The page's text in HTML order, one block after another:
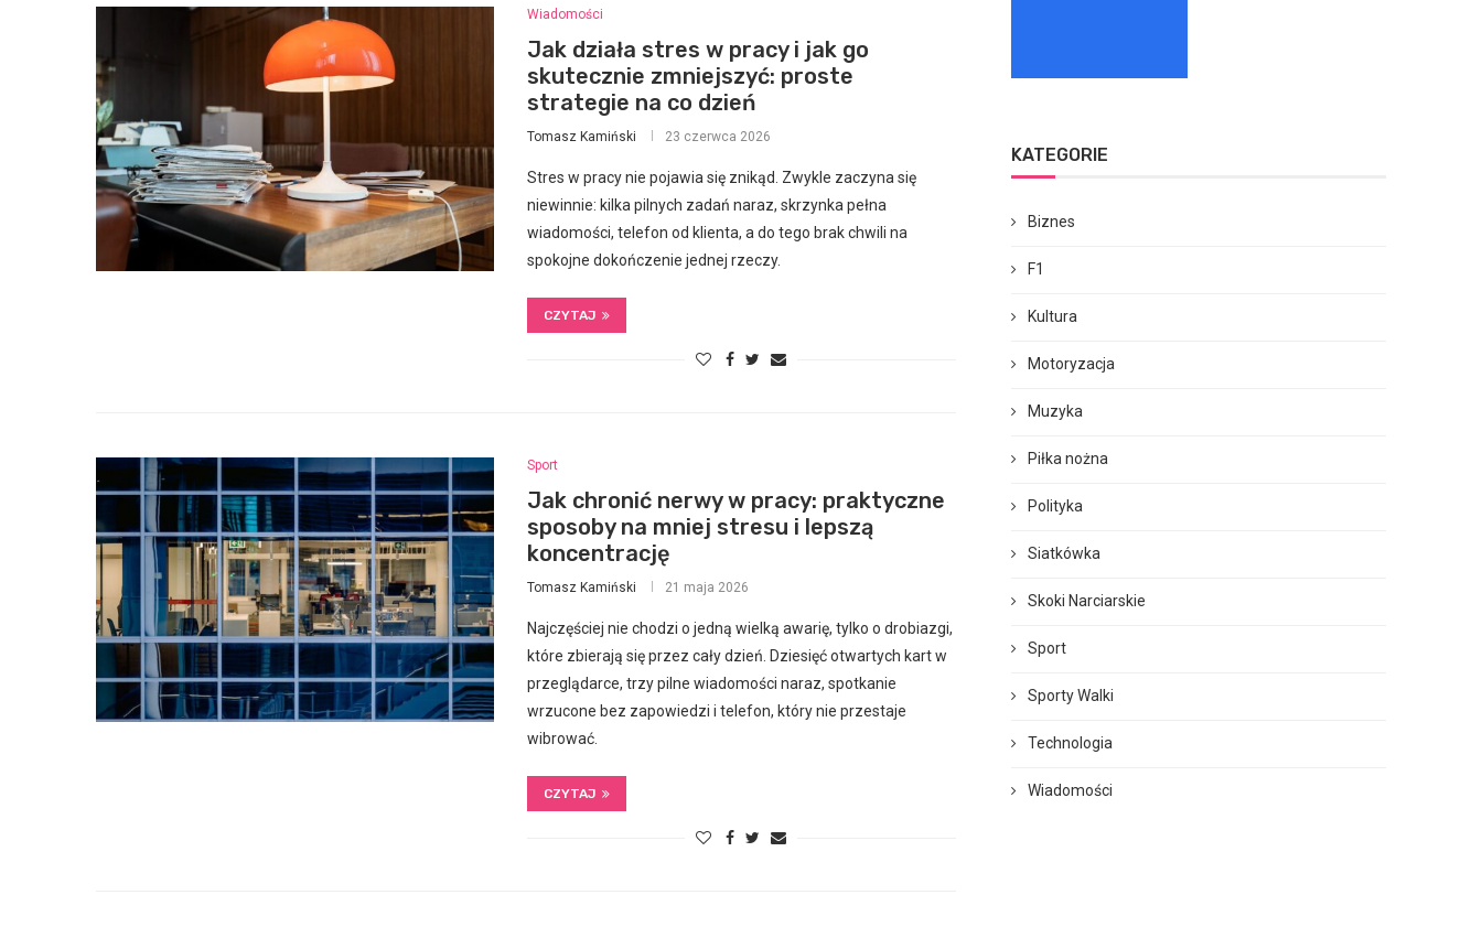
Wiadomości
Jak działa stres w pracy i jak go
skutecznie zmniejszyć: proste
strategie na co dzień
Tomasz Kamiński 23 czerwca 2026
Stres w pracy nie pojawia się znikąd. Zwykle zaczyna się
niewinnie: kilka pilnych zadań naraz, skrzynka pełna
wiadomości, telefon od klienta, a do tego brak chwili na
spokojne dokończenie jednej rzeczy.
CZYTAJ
Sport
Jak chronić nerwy w pracy: praktyczne
sposoby na mniej stresu i lepszą
koncentrację
Tomasz Kamiński 21 maja 2026
Najczęściej nie chodzi o jedną wielką awarię, tylko o drobiazgi,
które zbierają się przez cały dzień. Dziesięć otwartych kart w
przeglądarce, trzy pilne wiadomości naraz, spotkanie
wrzucone bez zapowiedzi i telefon, który nie przestaje
wibrować.
CZYTAJ
KATEGORIE
Biznes
F1
Kultura
Motoryzacja
Muzyka
Piłka nożna
Polityka
Siatkówka
Skoki Narciarskie
Sport
Sporty Walki
Technologia
Wiadomości